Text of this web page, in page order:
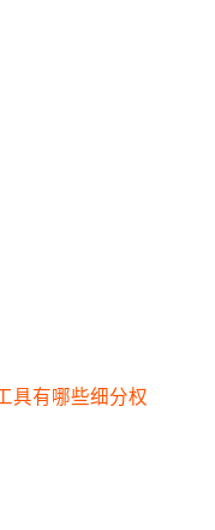
具有哪些细分权